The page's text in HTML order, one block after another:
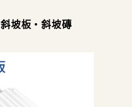
斜坡板・斜坡磚